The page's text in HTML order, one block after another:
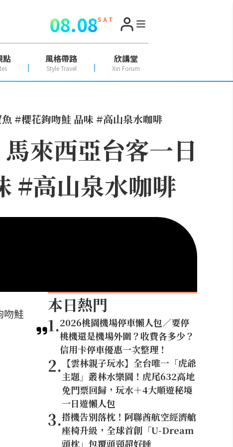
08.08S A T
點 風格帶路
Style Travel
欣講堂
Xin Forum
#櫻花鉤吻鮭 品味 #高山泉水咖啡
來西亞台客一日
#高山泉水咖啡
吻鮭
本日熱門
1.2026桃園機場停車懶人包／要停
桃機還是機場外圍？收費各多少？
信用卡停車優惠一次整理！
2. 【雲林親子玩水】全台唯一「虎爺
主題」叢林水樂園！虎尾632高地
免門票回歸，玩水＋4大順遊秘境
一日遊懶人包
3.搭機告別落枕！阿聯酋航空經濟艙
座椅升級，全球首創「U-Dream
頭枕」包覆頭頸超好睡